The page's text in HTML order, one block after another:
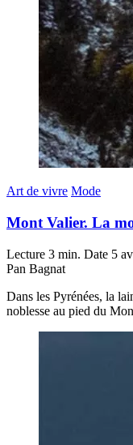
Art de vivre Mode
Mont Valier. La
Lecture 3 min. Date 5
Pan Bagnat
Dans les Pyrénées, la
noblesse au pied du